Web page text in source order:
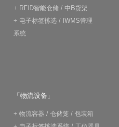
+ RFID智能仓储 / 中B货架
+ 电子标签拣选 / IWMS管理
系统
「物流设备」
+ 物流容器 / 仓储笼 / 包装箱